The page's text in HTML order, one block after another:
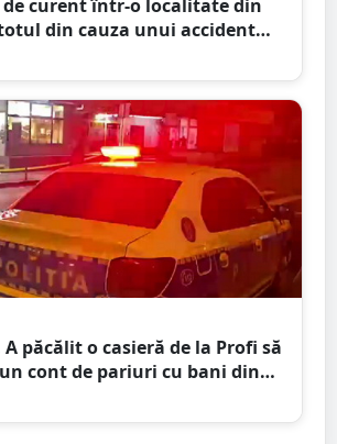
de curent într-o localitate din
din cauza unui accident
A păcălit o casieră de la Profi să
cont de pariuri cu bani din